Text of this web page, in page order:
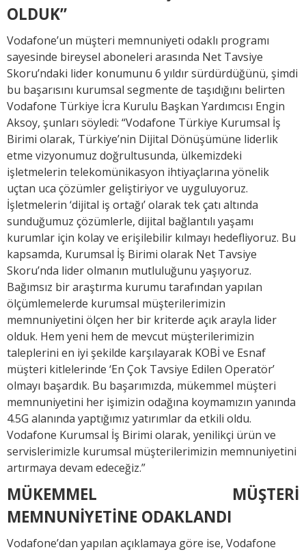
OLDUK”
Vodafone’un müşteri memnuniyeti odaklı programı
sayesinde bireysel aboneleri arasında Net Tavsiye
Skoru’ndaki lider konumunu 6 yıldır sürdürdüğünü, şimdi
bu başarısını kurumsal segmente de taşıdığını belirten
Vodafone Türkiye İcra Kurulu Başkan Yardımcısı Engin
Aksoy, şunları söyledi: “Vodafone Türkiye Kurumsal İş
Birimi olarak, Türkiye’nin Dijital Dönüşümüne liderlik
etme vizyonumuz doğrultusunda, ülkemizdeki
işletmelerin telekomünikasyon ihtiyaçlarına yönelik
uçtan uca çözümler geliştiriyor ve uyguluyoruz.
İşletmelerin ‘dijital iş ortağı’ olarak tek çatı altında
sunduğumuz çözümlerle, dijital bağlantılı yaşamı
kurumlar için kolay ve erişilebilir kılmayı hedefliyoruz. Bu
kapsamda, Kurumsal İş Birimi olarak Net Tavsiye
Skoru’nda lider olmanın mutluluğunu yaşıyoruz.
Bağımsız bir araştırma kurumu tarafından yapılan
ölçümlemelerde kurumsal müşterilerimizin
memnuniyetini ölçen her bir kriterde açık arayla lider
olduk. Hem yeni hem de mevcut müşterilerimizin
taleplerini en iyi şekilde karşılayarak KOBİ ve Esnaf
müşteri kitlelerinde ‘En Çok Tavsiye Edilen Operatör’
olmayı başardık. Bu başarımızda, mükemmel müşteri
memnuniyetini her işimizin odağına koymamızın yanında
4.5G alanında yaptığımız yatırımlar da etkili oldu.
Vodafone Kurumsal İş Birimi olarak, yenilikçi ürün ve
servislerimizle kurumsal müşterilerimizin memnuniyetini
artırmaya devam edeceğiz.”
MÜKEMMEL MÜŞTERİ
MEMNUNİYETİNE ODAKLANDI
Vodafone’dan yapılan açıklamaya göre ise, Vodafone